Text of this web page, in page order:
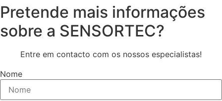
Pretende mais informações
sobre a SENSORTEC?
Entre em contacto com os nossos especialistas!
Nome